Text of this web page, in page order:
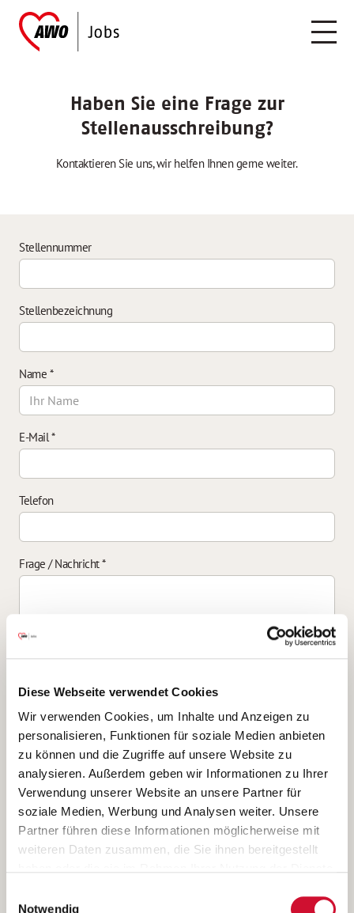
Diese Webseite verwendet Cookies
Wir verwenden Cookies, um Inhalte und Anzeigen zu
personalisieren, Funktionen für soziale Medien anbieten
zu können und die Zugriffe auf unsere Website zu
analysieren. Außerdem geben wir Informationen zu Ihrer
Verwendung unserer Website an unsere Partner für
soziale Medien, Werbung und Analysen weiter. Unsere
Partner führen diese Informationen möglicherweise mit
weiteren Daten zusammen, die Sie ihnen bereitgestellt
Wenn Sie auf „Cookies zulassen“ klicken, so stimmen
Notwendig
Haben Sie eine Frage zur
Stellenausschreibung?
Kontaktieren Sie uns, wir helfen Ihnen gerne weiter.
Stellennummer
Stellenbezeichnung
Name *
E-Mail*
Telefon
Frage / Nachricht*
Ich bin damit einverstanden, dass meine personenbezogenen Daten
ausschließlich zum Zweck der Durchführung der Kontaktanfrage
verarbeitet, auf IT- Systemen der Garitz Bewirtschaftungsbetriebe
GmbH, Heinrich-von-Kleist-Straße 2, 97688 Bad Kissingen
(Betreiber) gespeichert und an die für das Stellenangebot
verantwortliche Stelle zur Kontaktaufnahme weitergegeben
werden.
Diese Einwilligungserklärung kann ich jederzeit gegenüber dem
Weitere Details können Sie der
entnehmen.